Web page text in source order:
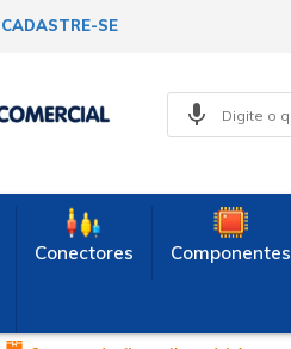
CADASTRE-SE
Conectores Componentes